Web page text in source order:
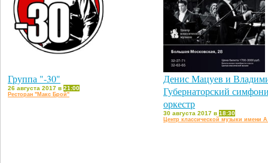
Группа "-30"
26 августа 2017 в 21:00
Ресторан "Макс Брой"
Денис Мацуев и
Губернаторский
оркестр
30 августа 2017 в 18:30
Центр классической музыки имени